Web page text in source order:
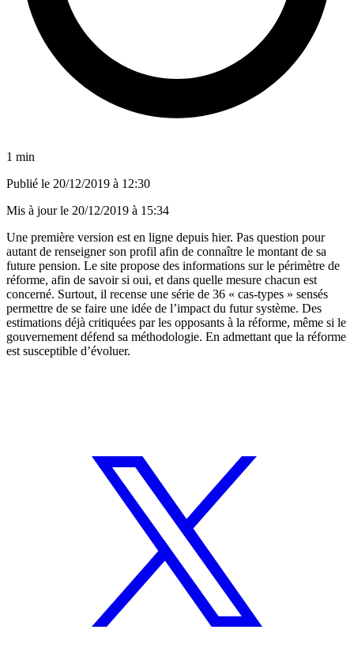
1 min
Publié le 20/12/2019 à 12:30
Mis à jour le 20/12/2019 à 15:34
Une première version est en ligne depuis hier. Pas question pour
autant de renseigner son profil afin de connaître le montant de sa
future pension. Le site propose des informations sur le périmètre de
réforme, afin de savoir si oui, et dans quelle mesure chacun est
concerné. Surtout, il recense une série de 36 « cas-types » sensés
permettre de se faire une idée de l’impact du futur système. Des
estimations déjà critiquées par les opposants à la réforme, même si le
gouvernement défend sa méthodologie. En admettant que la réforme
est susceptible d’évoluer.